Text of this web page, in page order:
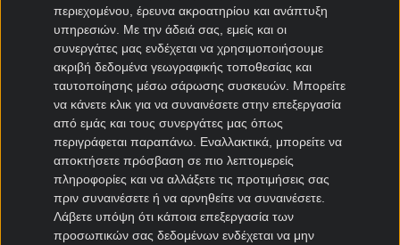
περιεχομένου, έρευνα ακροατηρίου και ανάπτυξη
υπηρεσιών. Με την άδειά σας, εμείς και οι
συνεργάτες μας ενδέχεται να χρησιμοποιήσουμε
ακριβή δεδομένα γεωγραφικής τοποθεσίας και
ταυτοποίησης μέσω σάρωσης συσκευών. Μπορείτε
να κάνετε κλικ για να συναινέσετε στην επεξεργασία
από εμάς και τους συνεργάτες μας όπως
περιγράφεται παραπάνω. Εναλλακτικά, μπορείτε να
αποκτήσετε πρόσβαση σε πιο λεπτομερείς
πληροφορίες και να αλλάξετε τις προτιμήσεις σας
πριν συναινέσετε ή να αρνηθείτε να συναινέσετε.
Λάβετε υπόψη ότι κάποια επεξεργασία των
προσωπικών σας δεδομένων ενδέχεται να μην
ΑΠΟΚΛΕΙΣΤΙΚΑ ΕΔΩ!🔝
ΕΓΓΡΑΦΗ ΑΞΙΟΛΟΓΗΣΗ
ΕΕΕΠ | 21+ | ΠΑΙΞΕ ΥΠΕΥΘΥΝΑ
9.6
🌞Καλοκαιρινή προσφορά* ΧΩΡΙΣ
ΚΑΤΑΘΕΣΗ με 555 δώρα🍹
ΕΓΓΡΑΦΗ ΑΞΙΟΛΟΓΗΣΗ
ΕΕΕΠ | 21+ | ΠΑΙΞΕ ΥΠΕΥΘΥΝΑ